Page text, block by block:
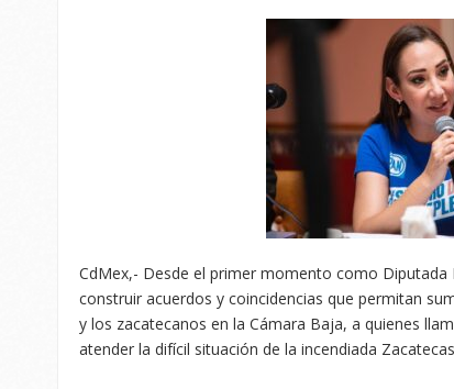
CdMex,- Desde el primer momento como
construir acuerdos y coincidencias que permitan
y los zacatecanos en la Cámara Baja, a quienes
atender la difícil situación de la incendiada